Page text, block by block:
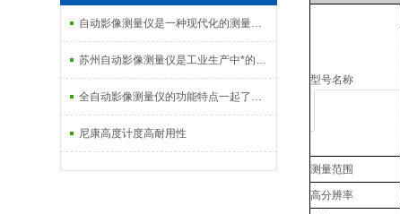
自动影像测量仪是一种现代化的测量设备
苏州自动影像测量仪是工业生产中*的工具
全自动影像测量仪的功能特点一起了解下
尼康高度计度高耐用性
型号名称
测量范围
高分辨率